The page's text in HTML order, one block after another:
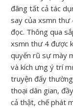
đâng tất cả tác
say của xsmn thư
đọc. Thông qua
xsmn thư 4 được
quyến rũ sự mày
và kích ưng ý trí
truyện đấy
thoại dân gian,
cả thật, chế phát